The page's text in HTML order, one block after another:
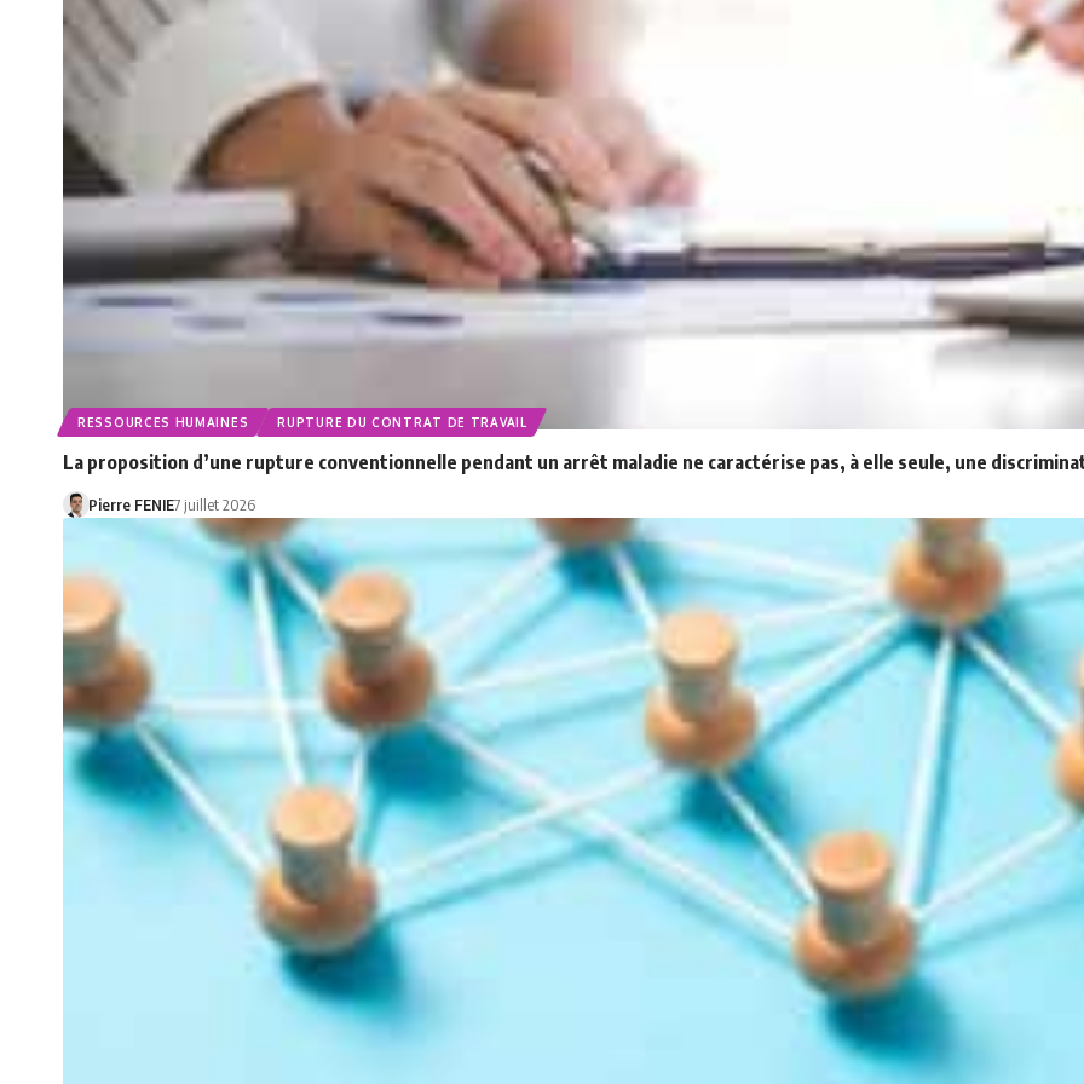
RESSOURCES HUMAINES RUPTURE DU CONTRAT DE TRAVAIL
La proposition d’une rupture conventionnelle pendant un arrêt maladie ne caractérise pas, à elle seule, une
Pierre FENIE7 juillet 2026